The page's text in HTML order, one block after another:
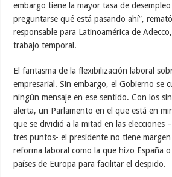
embargo tiene la mayor tasa de
preguntarse qué está pasando ahí”,
responsable para Latinoamérica de
trabajo temporal.
El fantasma de la flexibilización laboral
empresarial. Sin embargo, el Gobierno se
ningún mensaje en ese sentido. Con los
alerta, un Parlamento en el que está en
que se dividió a la mitad en las elecciones
tres puntos- el presidente no tiene
reforma laboral como la que hizo España
países de Europa para facilitar el despido.